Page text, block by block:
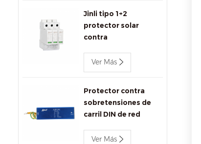
Jinli tipo 1+2
protector solar
contra
1000V DC SPD
Ver Más
Protector contra
sobretensiones de
carril DIN de red
1000Mbps
Ver Más